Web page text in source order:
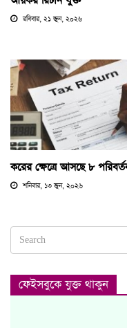
রবিবার, ২১ জুন, ২০২৬
করের ক্ষেত্রে আসছে ৮
শনিবার, ১৩ জুন, ২০২৬
ফেইসবুকে যুক্ত থাকুন